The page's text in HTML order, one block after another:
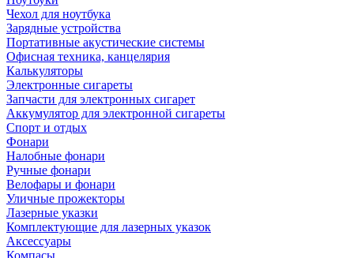
Чехол для ноутбука
Зарядные устройства
Портативные акустические системы
Офисная техника, канцелярия
Калькуляторы
Электронные сигареты
Запчасти для электронных сигарет
Аккумулятор для электронной сигареты
Спорт и отдых
Фонари
Налобные фонари
Ручные фонари
Велофары и фонари
Уличные прожекторы
Лазерные указки
Комплектующие для лазерных указок
Аксессуары
Компасы